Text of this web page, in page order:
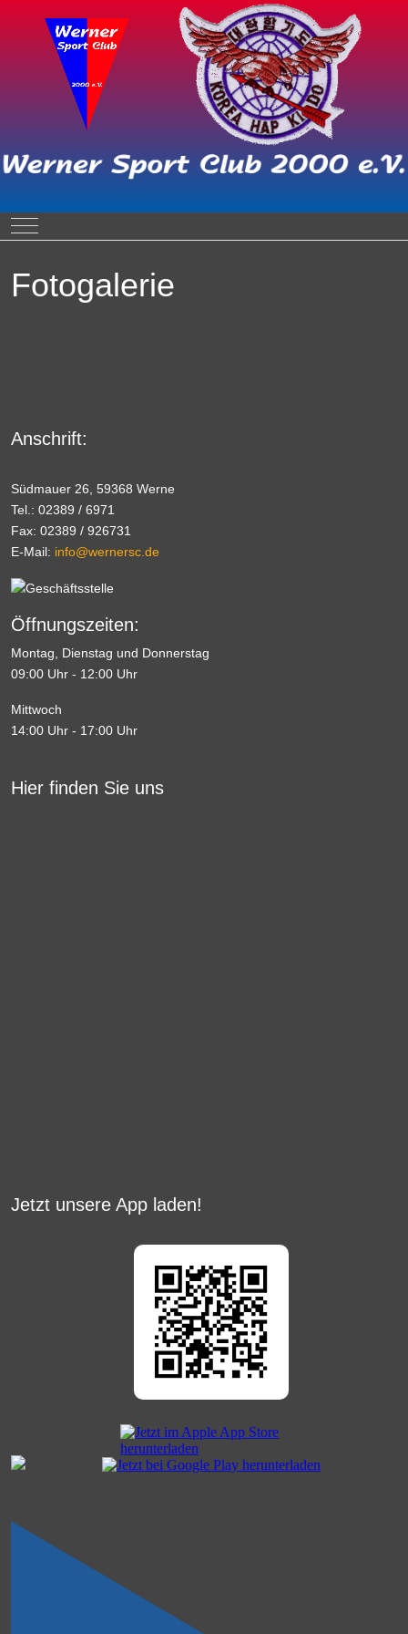
Mobile Menu Toggle
Fotogalerie
Anschrift:
Südmauer 26, 59368 Werne
Tel.: 02389 / 6971
Fax: 02389 / 926731
E-Mail: info@wernersc.de
Öffnungszeiten:
Montag, Dienstag und Donnerstag
09:00 Uhr - 12:00 Uhr
Mittwoch
14:00 Uhr - 17:00 Uhr
Hier finden Sie uns
Jetzt unsere App laden!